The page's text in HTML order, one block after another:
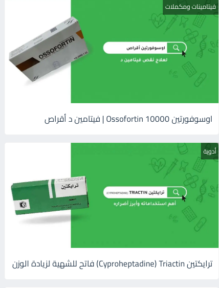
فيتامينات ومكملات
اوسوفورتين 10000 Ossofortin | فيتامين د أقراص
أدوية
ترايكتين Cyproheptadine) Triactin) فاتح للشهية لزيادة الوزن